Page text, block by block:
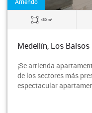
450 m2
Medellín, Los Balsos
¡Se arrienda
de los sectores más
espectacular